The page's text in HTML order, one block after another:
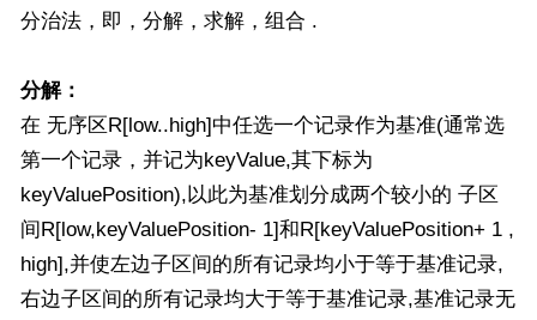
分治法，即，分解，求解，组合 .
分解：
在 无序区R[low..high]中任选一个记录作为基准(通常选
第一个记录，并记为keyValue,其下标为
keyValuePosition),以此为基准划分成两个较小的 子区
间R[low,keyValuePosition- 1]和R[keyValuePosition+ 1 ,
high],并使左边子区间的所有记录均小于等于基准记录,
右边子区间的所有记录均大于等于基准记录,基准记录无